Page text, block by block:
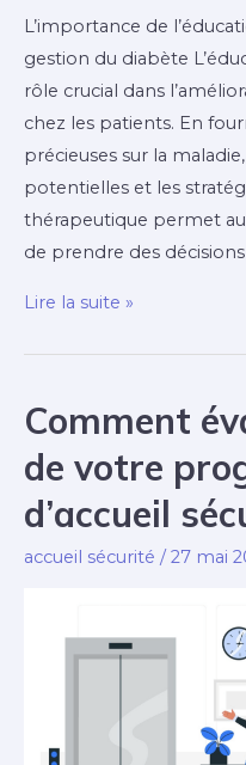
L’importance de
gestion du diabète
rôle crucial dans
chez les patients. En
précieuses sur la
potentielles et les
thérapeutique permet
de prendre des
Diabète
et
gestion
quotidienne
Lire la suite »
Comment
de votre
d’accueil
accueil sécurité /27 mai